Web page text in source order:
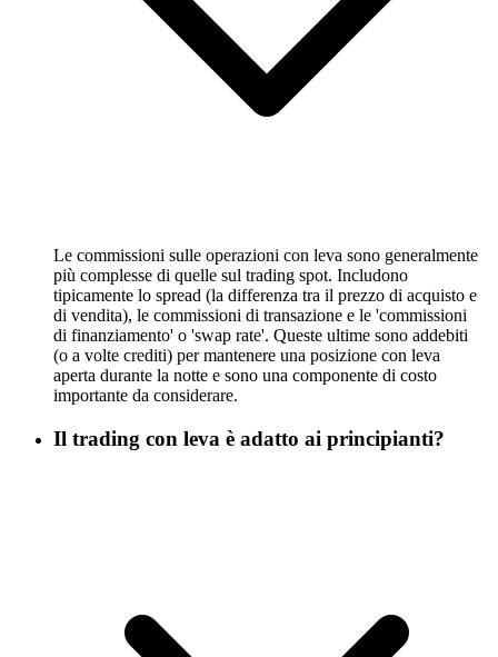
Le commissioni sulle operazioni con leva sono generalmente
più complesse di quelle sul trading spot. Includono
tipicamente lo spread (la differenza tra il prezzo di acquisto e
di vendita), le commissioni di transazione e le 'commissioni
di finanziamento' o 'swap rate'. Queste ultime sono addebiti
(o a volte crediti) per mantenere una posizione con leva
aperta durante la notte e sono una componente di costo
importante da considerare.
Il trading con leva è adatto ai principianti?